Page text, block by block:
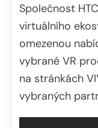
Společnost
virtuálního
omezenou
vybrané VR
na stránkách
vybraných